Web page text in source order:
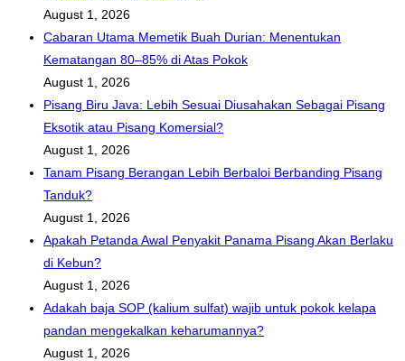
August 1, 2026
Cabaran Utama Memetik Buah Durian: Menentukan
Kematangan 80–85% di Atas Pokok
August 1, 2026
Pisang Biru Java: Lebih Sesuai Diusahakan Sebagai Pisang
Eksotik atau Pisang Komersial?
August 1, 2026
Tanam Pisang Berangan Lebih Berbaloi Berbanding Pisang
Tanduk?
August 1, 2026
Apakah Petanda Awal Penyakit Panama Pisang Akan Berlaku
di Kebun?
August 1, 2026
Adakah baja SOP (kalium sulfat) wajib untuk pokok kelapa
pandan mengekalkan keharumannya?
August 1, 2026